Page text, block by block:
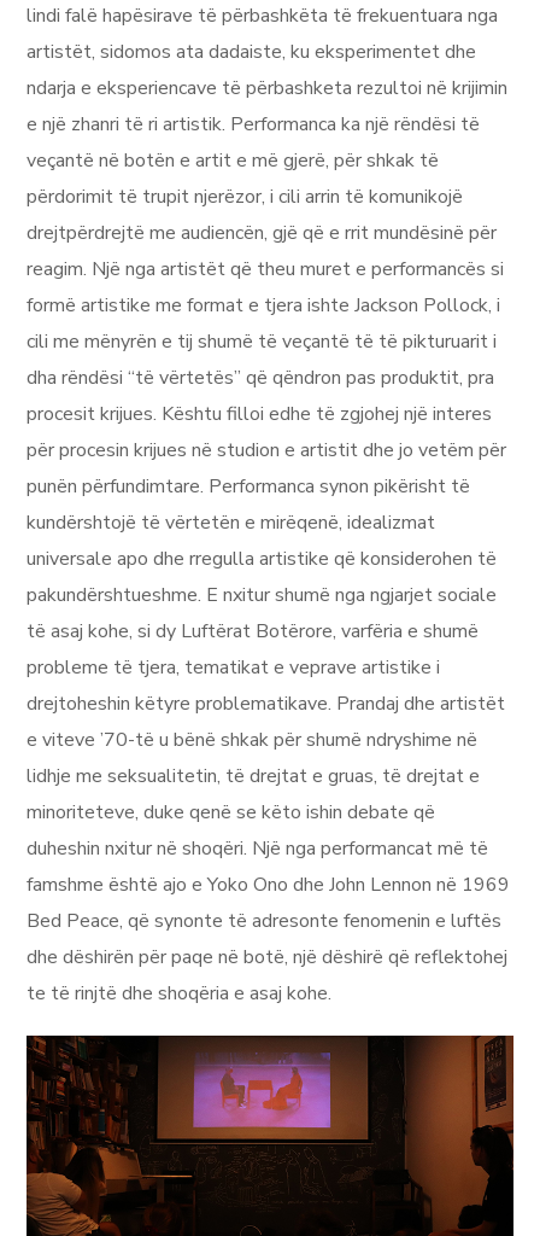
lindi falë hapësirave të përbashkëta të frekuentuara nga
artistët, sidomos ata dadaiste, ku eksperimentet dhe
ndarja e eksperiencave të përbashketa rezultoi në krijimin
e një zhanri të ri artistik. Performanca ka një rëndësi të
veçantë në botën e artit e më gjerë, për shkak të
përdorimit të trupit njerëzor, i cili arrin të komunikojë
drejtpërdrejtë me audiencën, gjë që e rrit mundësinë për
reagim. Një nga artistët që theu muret e performancës si
formë artistike me format e tjera ishte Jackson Pollock, i
cili me mënyrën e tij shumë të veçantë të të pikturuarit i
dha rëndësi “të vërtetës” që qëndron pas produktit, pra
procesit krijues. Kështu filloi edhe të zgjohej një interes
për procesin krijues në studion e artistit dhe jo vetëm për
punën përfundimtare. Performanca synon pikërisht të
kundërshtojë të vërtetën e mirëqenë, idealizmat
universale apo dhe rregulla artistike që konsiderohen të
pakundërshtueshme. E nxitur shumë nga ngjarjet sociale
të asaj kohe, si dy Luftërat Botërore, varfëria e shumë
probleme të tjera, tematikat e veprave artistike i
drejtoheshin këtyre problematikave. Prandaj dhe artistët
e viteve ’70-të u bënë shkak për shumë ndryshime në
lidhje me seksualitetin, të drejtat e gruas, të drejtat e
minoriteteve, duke qenë se këto ishin debate që
duheshin nxitur në shoqëri. Një nga performancat më të
famshme është ajo e Yoko Ono dhe John Lennon në 1969
Bed Peace, që synonte të adresonte fenomenin e luftës
dhe dëshirën për paqe në botë, një dëshirë që reflektohej
te të rinjtë dhe shoqëria e asaj kohe.